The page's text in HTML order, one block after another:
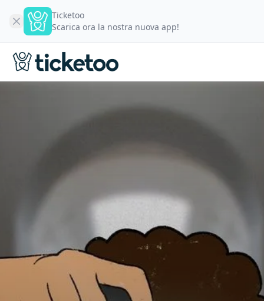
Ticketoo
Scarica ora la nostra nuova app!